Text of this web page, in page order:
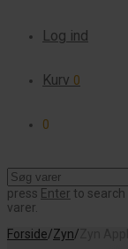
Log ind
Kurv 0
0
press Enter to search
varer.
Forside/Zyn/